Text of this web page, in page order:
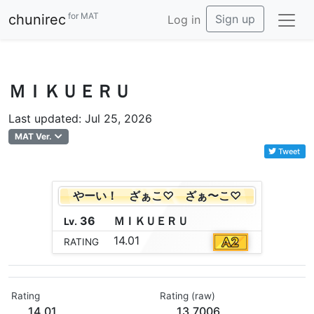
chunirec for MAT Log in Sign up
ＭＩＫＵＥＲＵ
Last updated: Jul 25, 2026
MAT Ver.
Tweet
やーい！ ざぁこ♡ ざぁ〜こ♡
Lv. 36 Ｍ Ｉ Ｋ Ｕ Ｅ Ｒ Ｕ
RATING 14.01
Rating Rating (raw)